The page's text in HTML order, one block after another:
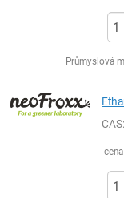
Průmyslová